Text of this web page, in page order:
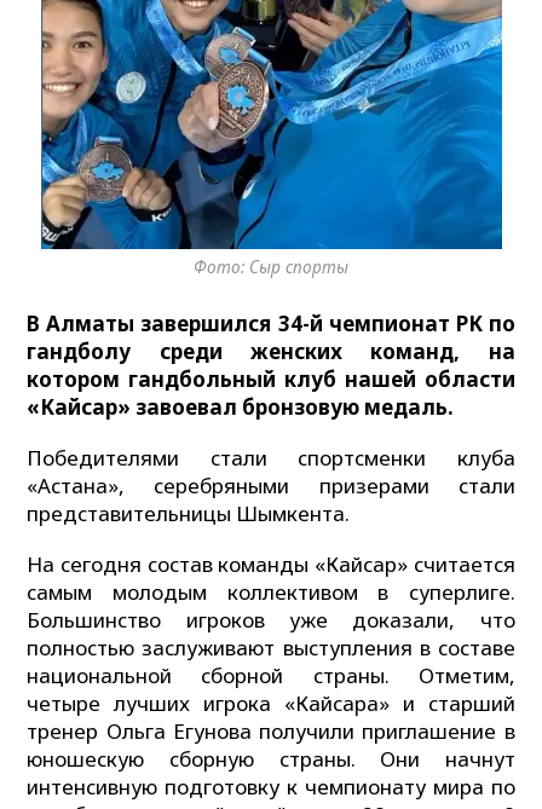
Фото: Сыр спорты
В Алматы завершился 34-й чемпионат РК по
гандболу среди женских команд, на
котором гандбольный клуб нашей области
«Кайсар» завоевал бронзовую медаль.
Победителями стали спортсменки клуба
«Астана», серебряными призерами стали
представительницы Шымкента.
На сегодня состав команды «Кайсар» считается
самым молодым коллективом в суперлиге.
Большинство игроков уже доказали, что
полностью заслуживают выступления в составе
национальной сборной страны. Отметим,
четыре лучших игрока «Кайсара» и старший
тренер Ольга Егунова получили приглашение в
юношескую сборную страны. Они начнут
интенсивную подготовку к чемпионату мира по